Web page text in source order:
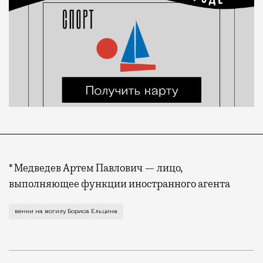
* Медведев Артем Павлович — лицо,
выполняющее функции иностранного агента
венки на могилу Бориса Ельцина